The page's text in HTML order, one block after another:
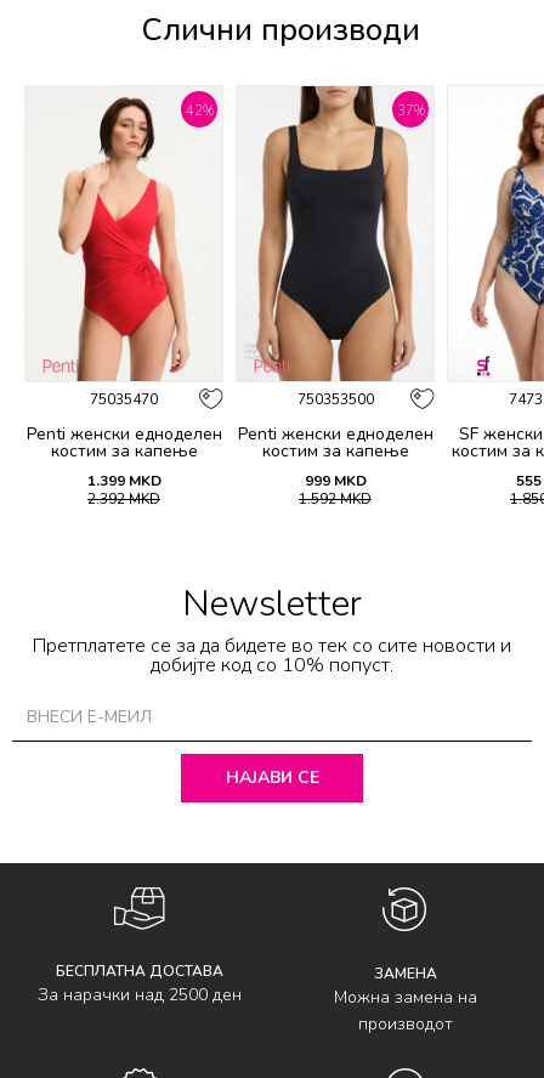
Слични производи
42%
75035470
Penti женски едноделен
костим за капење
SUIT
1.399 MKD
2.392MKD
37%
750353500
Penti женски едноделен
костим за капење
SUIT
999 MKD
1.592MKD
SF
костим за
555
Newsletter
Претплатете се за да бидете во тек со сите новости и
добијте код со 10% попуст.
НАЈАВИ СЕ
БЕСПЛАТНА ДОСТАВА
За нарачки над 2500 ден
ЗАМЕНА
Можна замена на
производот